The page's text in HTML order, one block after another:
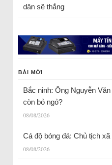
dân sẽ thắng
BÀI MỚI
Bắc ninh: Ông Nguyễn
còn bỏ ngỏ?
08/08/2026
Cá độ bóng đá: Chủ tịch
08/08/2026